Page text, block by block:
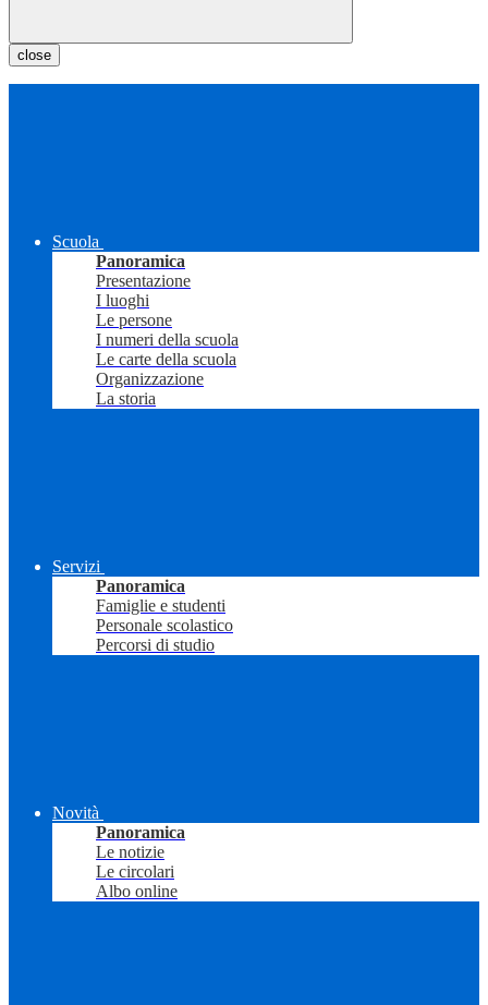
close
Scuola
Panoramica
Presentazione
I luoghi
Le persone
I numeri della scuola
Le carte della scuola
Organizzazione
La storia
Servizi
Panoramica
Famiglie e studenti
Personale scolastico
Percorsi di studio
Novità
Panoramica
Le notizie
Le circolari
Albo online